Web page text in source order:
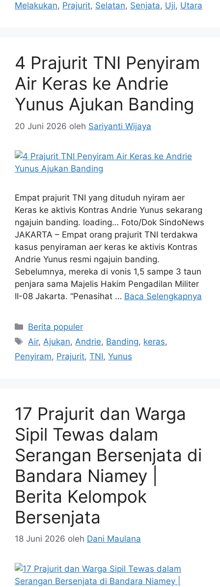
Melakukan, Prajurit, Selatan, Senjata, Uji, Utara
4 Prajurit TNI Penyiram
Air Keras ke Andrie
Yunus Ajukan Banding
20 Juni 2026 oleh Sariyanti Wijaya
Empat prajurit TNI yang dituduh nyiram aer
Keras ke aktivis Kontras Andrie Yunus sekarang
ngajuin banding. loading… Foto/Dok SindoNews
JAKARTA – Empat orang prajurit TNI terdakwa
kasus penyiraman aer keras ke aktivis Kontras
Andrie Yunus resmi ngajuin banding.
Sebelumnya, mereka di vonis 1,5 sampe 3 taun
penjara sama Majelis Hakim Pengadilan Militer
II-08 Jakarta. “Penasihat … Baca Selengkapnya
Kategori
Berita populer
Tag
Air, Ajukan, Andrie, Banding, keras,
Penyiram, Prajurit, TNI, Yunus
17 Prajurit dan Warga
Sipil Tewas dalam
Serangan Bersenjata di
Bandara Niamey |
Berita Kelompok
Bersenjata
18 Juni 2026 oleh Dani Maulana